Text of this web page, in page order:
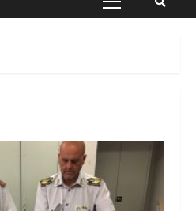
Primary